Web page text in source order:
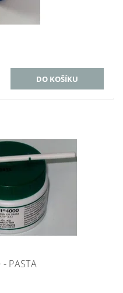
PASTA